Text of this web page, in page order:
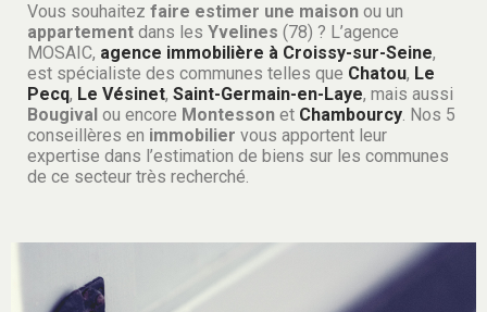
Vous souhaitez faire estimer une maison ou un
appartement dans les Yvelines (78) ? L’agence
MOSAIC, agence immobilière à Croissy-sur-Seine,
est spécialiste des communes telles que Chatou, Le
Pecq, Le Vésinet, Saint-Germain-en-Laye, mais aussi
Bougival ou encore Montesson et Chambourcy. Nos 5
conseillères en immobilier vous apportent leur
expertise dans l’estimation de biens sur les communes
de ce secteur très recherché.